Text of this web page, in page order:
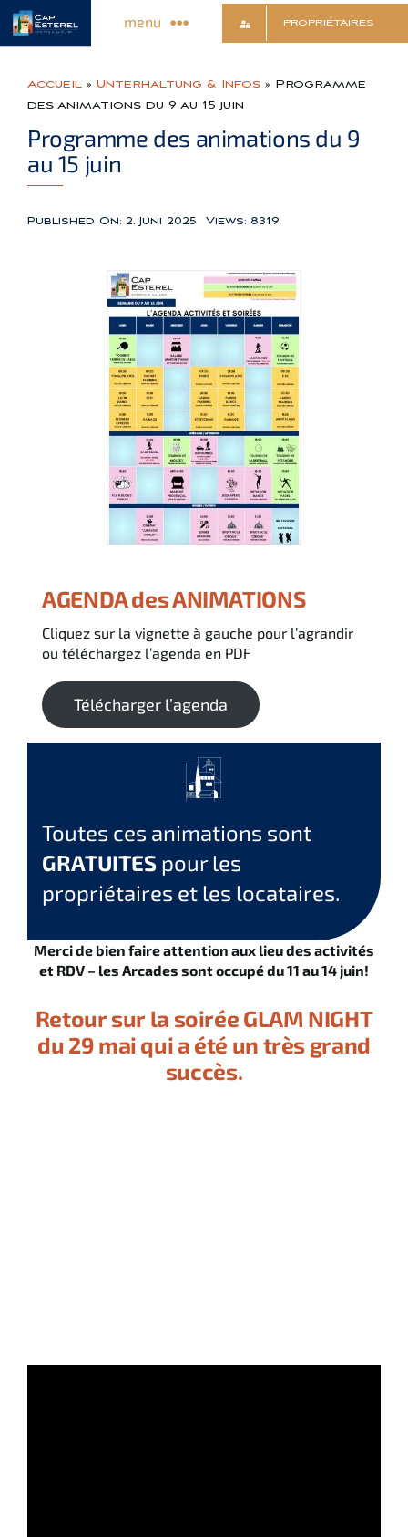
Skip
menu
Geschäfte & Dienstleistungen
Unterhaltung & Infos
Kultur & Freizeit
PROPRIÉTAIRES
Accueil» Unterhaltung & Infos» Programme
des animations du 9 au 15 juin
Programme des animations du 9
au 15 juin
Published On: 2. Juni 2025 Views: 8319
AGENDA des ANIMATIONS
Cliquez sur la vignette à gauche pour l’agrandir
ou téléchargez l’agenda en PDF
Télécharger l’agenda
Toutes ces animations sont
GRATUITESpour les
propriétaires et les locataires.
Merci de bien faire attention aux lieu des activités
et RDV – les Arcades sont occupé du 11 au 14 juin!
Retour sur la soirée GLAM NIGHT
du 29 mai qui a été un très grand
succès.